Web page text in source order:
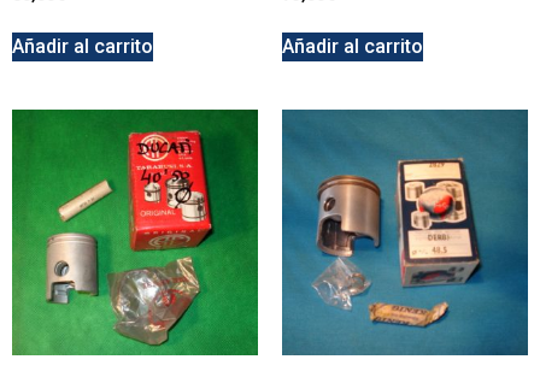
Añadir al carrito Añadir al carrito